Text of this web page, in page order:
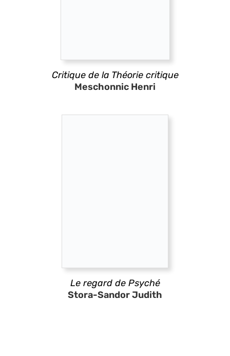
Critique de la Théorie critique
Meschonnic Henri
Le regard de Psyché
Stora-Sandor Judith